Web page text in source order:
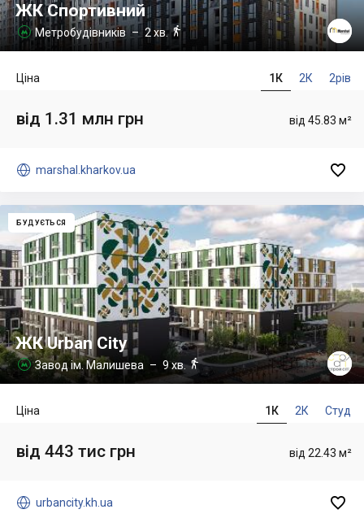
ЖК Спортивний
 Метробудівників – 2 хв.
1К 2К 2рів
Ціна
від 45.83 м²
від 1.31 млн грн
 marshal.kharkov.ua 
БУДУЄТЬСЯ
ЖК Urban City
 Завод ім. Малишева – 9 хв.
1К 2К Студ
Ціна
від 22.43 м²
від 443 тис грн
 urbancity.kh.ua 